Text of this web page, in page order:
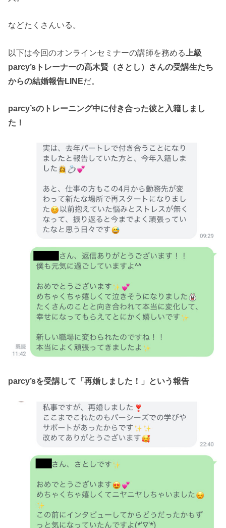
などたくさんいる。
以下は今回のオンラインセミナーの講師を務める
上級
parcy’sトレーナーの高木賢（さとし）さんの受講生たち
からの結婚報告LINEだ。
parcy’sのトレーニング中に付き合った彼と入籍しまし
た！
parcy’sを受講して「再婚しました！」という報告